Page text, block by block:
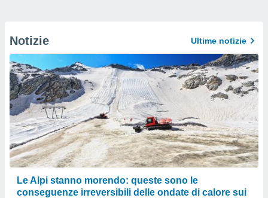
Notizie Ultime notizie
Le Alpi stanno morendo: queste sono le
conseguenze irreversibili delle ondate di calore sui